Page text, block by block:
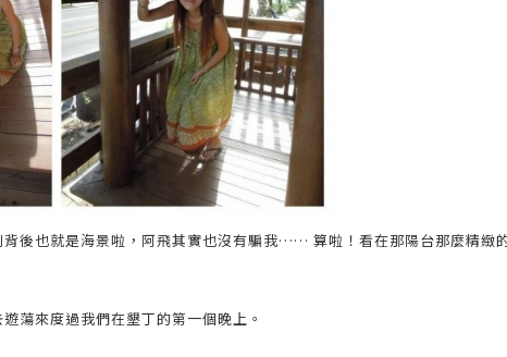
後也就是海景啦，阿飛其實也沒有騙我…… 算啦！看在那陽台那麼精緻
蕩來度過我們在墾丁的第一個晚上。